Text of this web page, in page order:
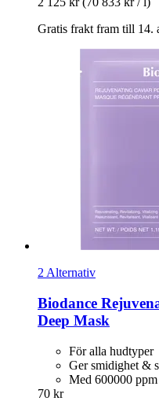
Gratis frakt fram till 14.
2 Alternativ
Biodance
Deep Mask
För alla hudtyper
Ger smidighet &
Med 600000
70 kr